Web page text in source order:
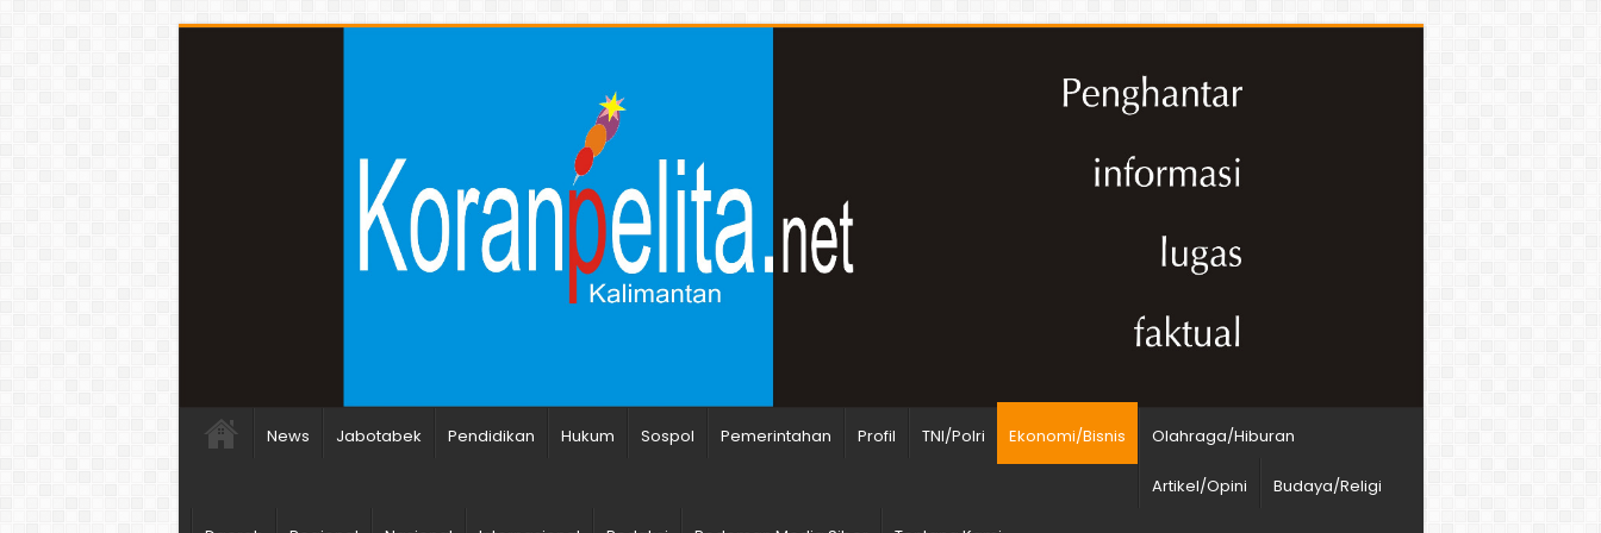
News Jabotabek Pendidikan Hukum Sospol Pemerintahan Profil TNI/Polri Ekonomi/Bisnis Olahraga/Hiburan
Artikel/Opini Budaya/Religi